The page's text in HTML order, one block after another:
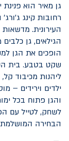
גן מאיר הוא
רחובות קינג
העירונית.
הגילאים, גן כלבים
הופכים את הגן
שקט בטבע. בית
ליהנות מכיבוד
ילדים וירידים –
והגן פתוח בכל
לשחק, לטייל עם
הבחירה